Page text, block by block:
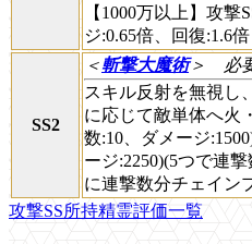
【1000万以上】攻
ジ:0.65倍、回復:1.6倍
SS2
＜斬撃大魔術＞
必
スキル反射を無視し
に応じて敵単体へ火
数:10、ダメージ
ージ:2250)(5つで連
に連撃数分チェイン
攻撃SS所持精霊評価一覧